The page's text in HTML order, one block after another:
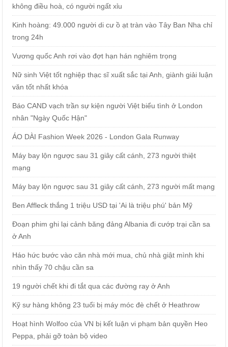
không điều hoà, có người ngất xỉu
Kinh hoàng: 49.000 người di cư ồ ạt tràn vào Tây Ban Nha chỉ
trong 24h
Vương quốc Anh rơi vào đợt hạn hán nghiêm trọng
Nữ sinh Việt tốt nghiệp thạc sĩ xuất sắc tại Anh, giành giải luận
văn tốt nhất khóa
Báo CAND vạch trần sự kiện người Việt biểu tình ở London
nhân "Ngày Quốc Hận"
ÁO DÀI Fashion Week 2026 - London Gala Runway
Máy bay lộn ngược sau 31 giây cất cánh, 273 người thiệt
mạng
Máy bay lộn ngược sau 31 giây cất cánh, 273 người mất mạng
Ben Affleck thắng 1 triệu USD tại 'Ai là triệu phú' bản Mỹ
Đoạn phim ghi lại cảnh băng đảng Albania đi cướp trại cần sa
ở Anh
Háo hức bước vào căn nhà mới mua, chủ nhà giật mình khi
nhìn thấy 70 chậu cần sa
19 người chết khi đi tắt qua các đường ray ở Anh
Kỹ sư hàng không 23 tuổi bị máy móc đè chết ở Heathrow
Hoạt hình Wolfoo của VN bị kết luận vi phạm bản quyền Heo
Peppa, phải gỡ toàn bộ video